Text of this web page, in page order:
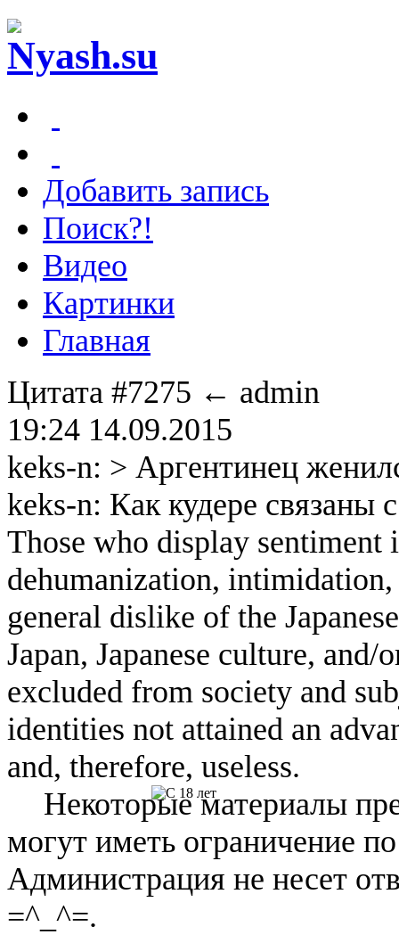
Добавить запись
Поиск?!
Видео
Картинки
Главная
Цитата #7275 ← admin
19:24 14.09.2015
keks-n: > Аргентинец
keks-n: Как кудере связаны
Those who display
dehumanization,
general dislike of the
Japan, Japanese culture, and/
excluded from society and
identities not attained an
and, therefore, useless.
Некоторые материалы
могут иметь ограничение
Администрация не несет
=^_^=.